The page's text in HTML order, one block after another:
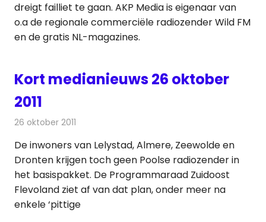
dreigt failliet te gaan. AKP Media is eigenaar van
o.a de regionale commerciële radiozender Wild FM
en de gratis NL-magazines.
Kort medianieuws 26 oktober
2011
26 oktober 2011
De inwoners van Lelystad, Almere, Zeewolde en
Dronten krijgen toch geen Poolse radiozender in
het basispakket. De Programmaraad Zuidoost
Flevoland ziet af van dat plan, onder meer na
enkele ‘pittige